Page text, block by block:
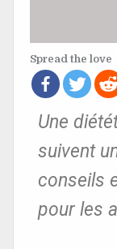
Spread the love
Une
suivent
conseils
pour les